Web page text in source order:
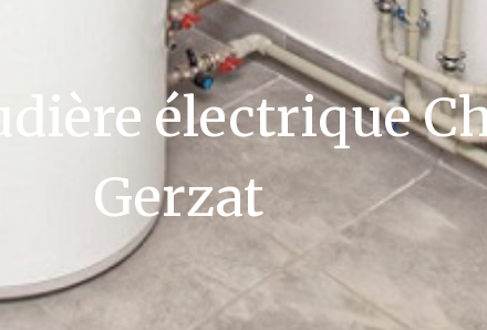
électrique
Gerzat